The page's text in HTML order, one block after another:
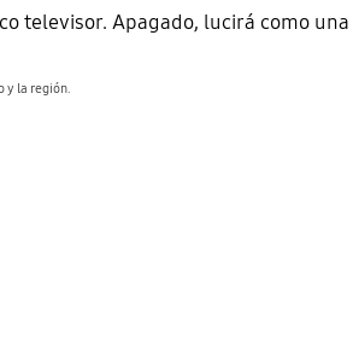
televisor. Apagado, lucirá como
y la región.